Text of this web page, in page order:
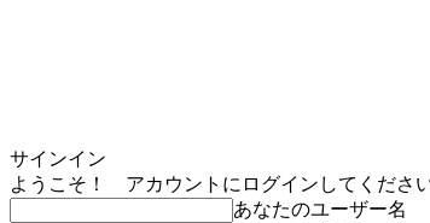
サインイン
ようこそ！ アカウントにログインしてくださ
あなたのユーザー名